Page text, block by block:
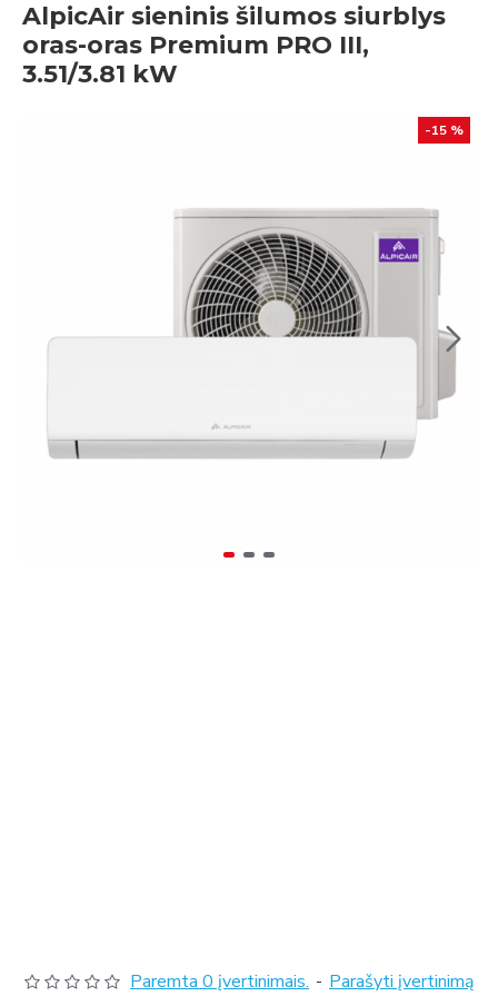
AlpicAir sieninis šilumos siurblys
oras-oras Premium PRO III,
3.51/3.81 kW
-15 %
Paremta 0 įvertinimais. - Parašyti įvertinimą